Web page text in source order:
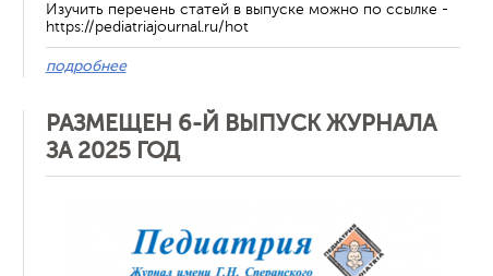
Изучить перечень статей в выпуске можно по ссылке -
https://pediatriajournal.ru/hot
подробнее
РАЗМЕЩЕН 6-Й ВЫПУСК ЖУРНАЛА
ЗА 2025 ГОД